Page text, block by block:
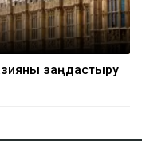
заңдастыру